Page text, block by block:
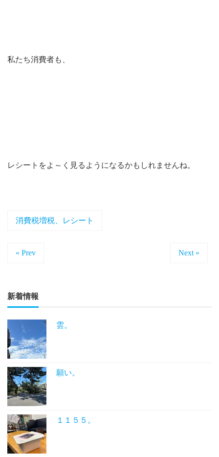
私たち消費者も、
レシートをよ～く見るようになるかもしれませんね。
消費税増税、レシート
« Prev Next »
新着情報
雲。
願い。
１１５５。